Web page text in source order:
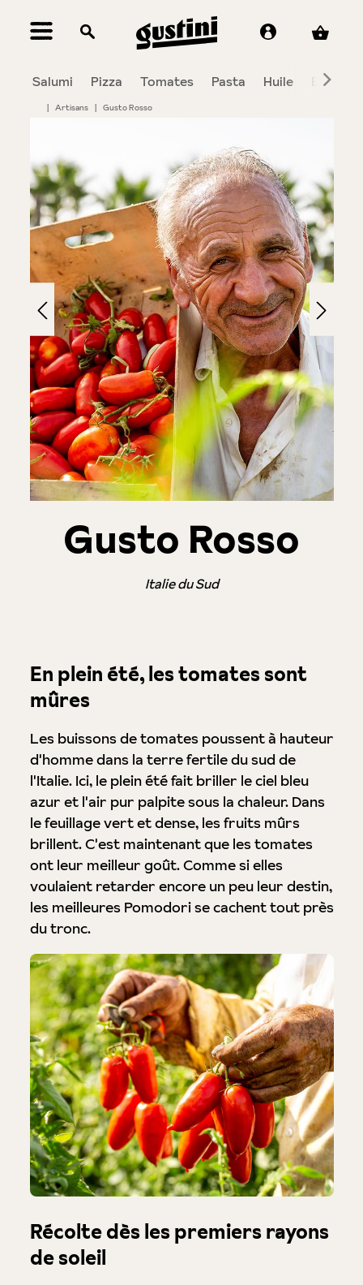
principal
Salumi Pizza Tomates Pasta Huile
| Artisans | Gusto Rosso
Gusto Rosso
Italie du Sud
En plein été, les tomates sont
mûres
Les buissons de tomates poussent à hauteur
d'homme dans la terre fertile du sud de
l'Italie. Ici, le plein été fait briller le ciel bleu
azur et l'air pur palpite sous la chaleur. Dans
le feuillage vert et dense, les fruits mûrs
brillent. C'est maintenant que les tomates
ont leur meilleur goût. Comme si elles
voulaient retarder encore un peu leur destin,
les meilleures Pomodori se cachent tout près
du tronc.
Récolte dès les premiers rayons
de soleil